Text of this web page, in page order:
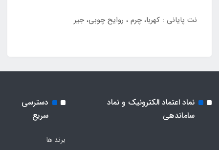
نت پایانی : کهربا، چرم ، روایح چوبی، جیر
نماد اعتماد الکترونیک و نماد
ساماندهی
دسترسی
سریع
برند ها